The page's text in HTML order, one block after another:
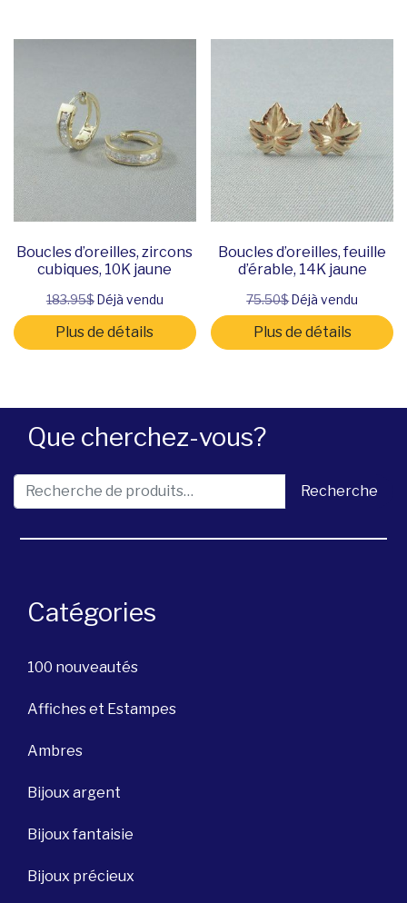
Que cherchez-vous?
Recherche pour : Recherche
Catégories
100 nouveautés
Affiches et Estampes
Ambres
Bijoux argent
Bijoux fantaisie
Bijoux précieux
Boucles d’oreilles, zircons
cubiques, 10K jaune
183.95$Déjà vendu
Plus de détails
Boucles d’oreilles, feuille
d’érable, 14K jaune
75.50$Déjà vendu
Plus de détails